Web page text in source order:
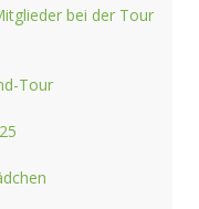
bei der Tour
Tour